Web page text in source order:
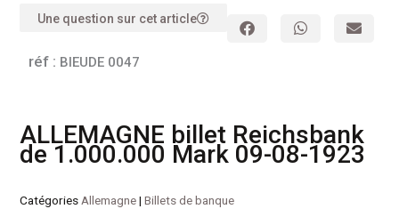
Une question sur cet article
réf : BIEUDE 0047
ALLEMAGNE billet Reichsbank
de 1.000.000 Mark 09-08-1923
Catégories Allemagne|Billets de banque